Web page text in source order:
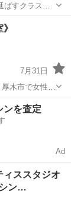
ばすクラスで
ッチ
7月31日
すインストラ
を迎える4...
ンを査定
Ad
ィススタジオ
ン…